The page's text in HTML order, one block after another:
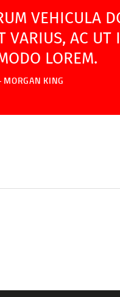
VEHICULA
AC UT
LOREM.
MORGAN KING